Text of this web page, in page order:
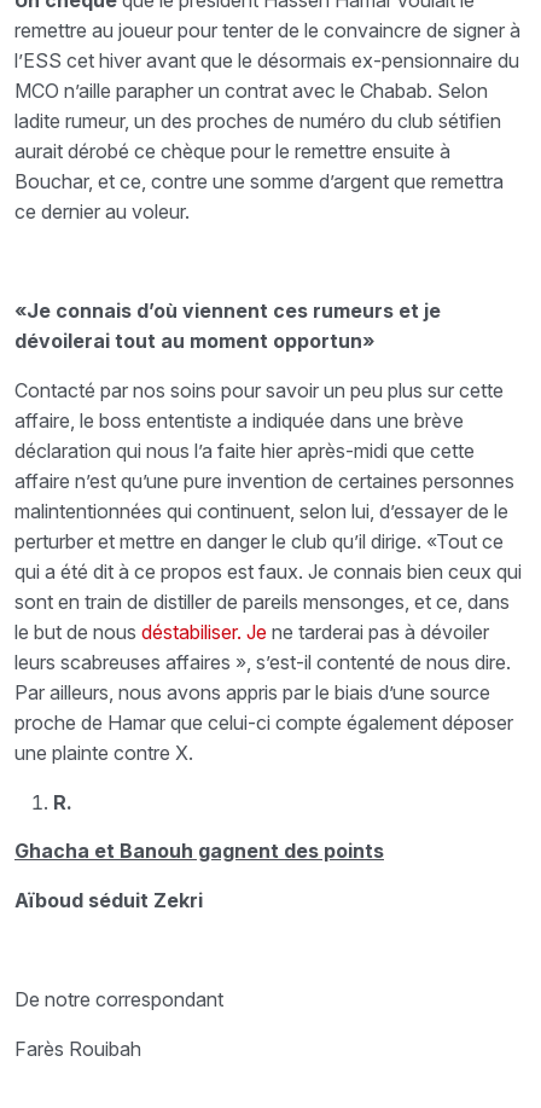
remettre au joueur pour tenter de le convaincre de signer à
l’ESS cet hiver avant que le désormais ex-pensionnaire du
MCO n’aille parapher un contrat avec le Chabab. Selon
ladite rumeur, un des proches de numéro du club sétifien
aurait dérobé ce chèque pour le remettre ensuite à
Bouchar, et ce, contre une somme d’argent que remettra
ce dernier au voleur.
«Je connais d’où viennent ces rumeurs et je
dévoilerai tout au moment opportun»
Contacté par nos soins pour savoir un peu plus sur cette
affaire, le boss ententiste a indiquée dans une brève
déclaration qui nous l’a faite hier après-midi que cette
affaire n’est qu’une pure invention de certaines personnes
malintentionnées qui continuent, selon lui, d’essayer de le
perturber et mettre en danger le club qu’il dirige. «Tout ce
qui a été dit à ce propos est faux. Je connais bien ceux qui
sont en train de distiller de pareils mensonges, et ce, dans
le but de nous déstabiliser. Je ne tarderai pas à dévoiler
leurs scabreuses affaires », s’est-il contenté de nous dire.
Par ailleurs, nous avons appris par le biais d’une source
proche de Hamar que celui-ci compte également déposer
une plainte contre X.
R.
Ghacha et Banouh gagnent des points
Aïboud séduit Zekri
De notre correspondant
Farès Rouibah